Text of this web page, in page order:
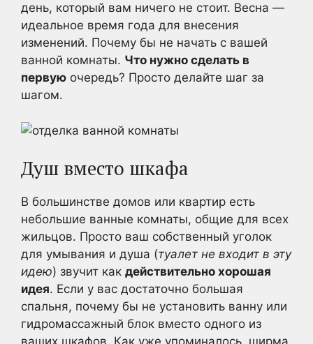
день, который вам ничего не стоит. Весна —
идеальное время года для внесения
изменений. Почему бы не начать с вашей
ванной комнаты. Что нужно сделать в
первую очередь? Просто делайте шаг за
шагом.
Душ вместо шкафа
В большинстве домов или квартир есть
небольшие ванные комнаты, общие для всех
жильцов. Просто ваш собственный уголок
для умывания и душа (туалет не входит в эту
идею) звучит как действительно хорошая
идея. Если у вас достаточно большая
спальня, почему бы не установить ванну или
гидромассажный блок вместо одного из
ваших шкафов. Как уже упоминалось, ширма,